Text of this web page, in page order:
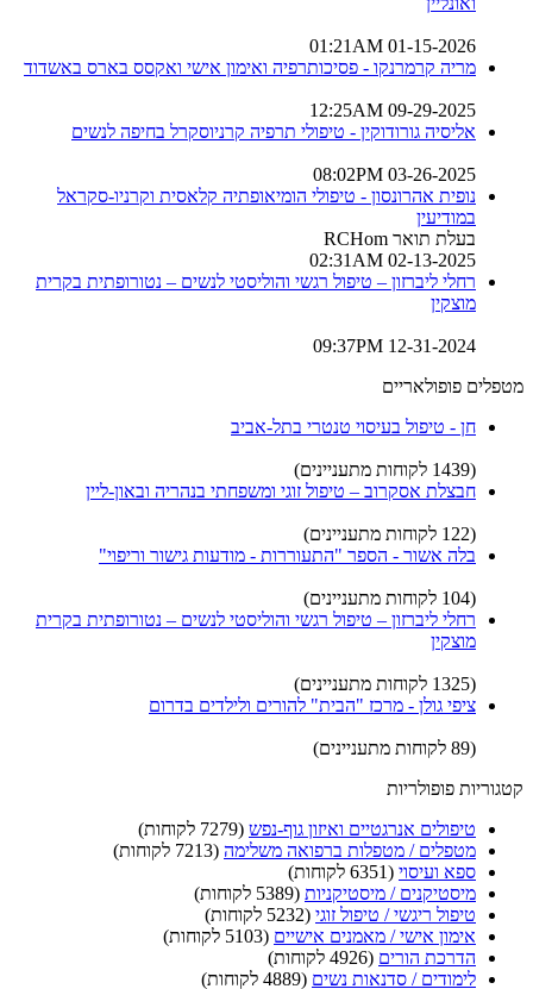
01-15-2026 01:21AM
מריה קרמרנקו - פסיכותרפיה ואימון אישי ואקסס בארס באשדוד
09-29-2025 12:25AM
אליסיה גורודוקין - טיפולי תרפיה קרניוסקרל בחיפה לנשים
03-26-2025 08:02PM
נופית אהרונסון - טיפולי הומיאופתיה קלאסית וקרניו-סקראל
במודיעין
בעלת תואר RCHom
02-13-2025 02:31AM
רחלי ליברזון – טיפול רגשי והוליסטי לנשים – נטורופתית בקרית
מוצקין
12-31-2024 09:37PM
מטפלים פופולאריים
חן - טיפול בעיסוי טנטרי בתל-אביב
(1439 לקוחות מתעניינים)
חבצלת אסקרוב – טיפול זוגי ומשפחתי בנהריה ובאון-ליין
(122 לקוחות מתעניינים)
בלה אשור - הספר "התעוררות - מודעות גישור וריפוי"
(104 לקוחות מתעניינים)
רחלי ליברזון – טיפול רגשי והוליסטי לנשים – נטורופתית בקרית
מוצקין
(1325 לקוחות מתעניינים)
ציפי גולן - מרכז "הבית" להורים ולילדים בדרום
(89 לקוחות מתעניינים)
קטגוריות פופולריות
טיפולים אנרגטיים ואיזון גוף-נפש (7279 לקוחות)
מטפלים / מטפלות ברפואה משלימה (7213 לקוחות)
ספא ועיסוי (6351 לקוחות)
מיסטיקנים / מיסטיקניות (5389 לקוחות)
טיפול ריגשי / טיפול זוגי (5232 לקוחות)
אימון אישי / מאמנים אישיים (5103 לקוחות)
הדרכת הורים (4926 לקוחות)
לימודים / סדנאות נשים (4889 לקוחות)